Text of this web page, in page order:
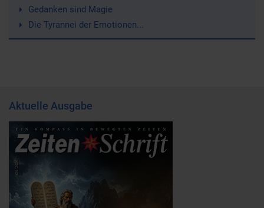
Gedanken sind Magie
Die Tyrannei der Emotionen...
Aktuelle Ausgabe